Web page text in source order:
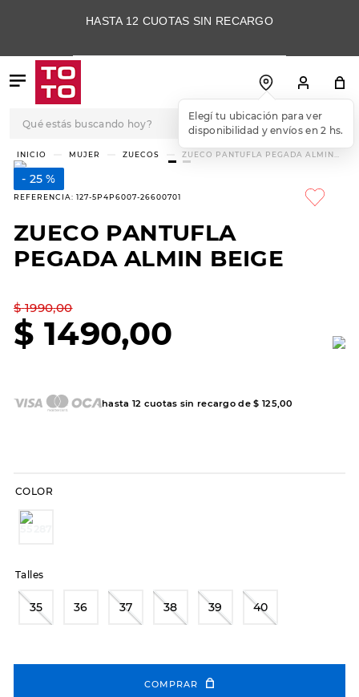
HASTA 12 CUOTAS SIN RECARGO
Elegí tu ubicación para ver
disponibilidad y envíos en 2 hs.
MUJER ZUECOS
ZUECO PANTUFLA PEGADA ALMIN
BEIGE
25 %
REFERENCIA: 127-5P4P6007-26600701
ZUECO PANTUFLA
PEGADA ALMIN BEIGE
$ 1990,00
$ 1490,00
hasta 12 cuotas sin recargo de$ 125,00
COLOR
Talles
35 36 37 38 39 40
COMPRAR
TÉRMINOS MÁS
BUSCADOS
3
skechers slip-ins